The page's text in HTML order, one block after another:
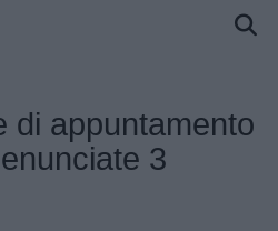
di appuntamento
3